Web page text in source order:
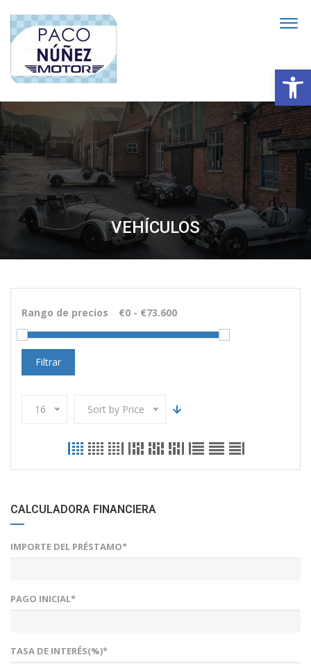
VEHÍCULOS
Rango de precios
Filtrar
16 Sort by Price
CALCULADORA FINANCIERA
IMPORTE DEL PRÉSTAMO*
PAGO INICIAL*
TASA DE INTERÉS(%)*